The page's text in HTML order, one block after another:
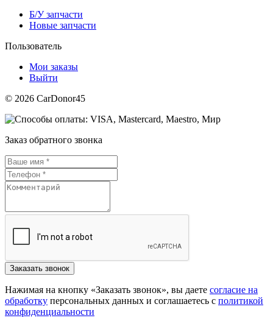
Б/У запчасти
Новые запчасти
Пользователь
Мои заказы
Выйти
© 2026 CarDonor45
Заказ обратного звонка
Нажимая на кнопку «Заказать звонок», вы даете согласие на
обработку персональных данных и соглашаетесь c политикой
конфиденциальности